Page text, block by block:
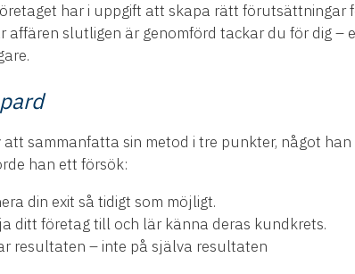
har i uppgift att skapa rätt förutsättningar
affären slutligen är genomförd tackar du för dig –
att sammanfatta sin metod i tre punkter, något
han ett försök:
din exit så tidigt som möjligt.
ditt företag till och lär känna deras kundkrets.
resultaten – inte på själva resultaten